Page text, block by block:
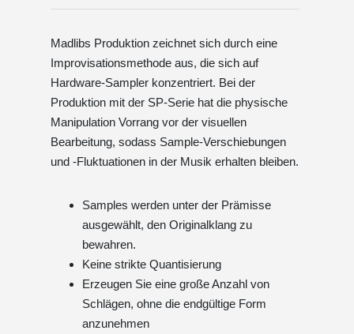
Madlibs Produktion zeichnet sich durch eine
Improvisationsmethode aus, die sich auf
Hardware-Sampler konzentriert. Bei der
Produktion mit der SP-Serie hat die physische
Manipulation Vorrang vor der visuellen
Bearbeitung, sodass Sample-Verschiebungen
und -Fluktuationen in der Musik erhalten bleiben.
Samples werden unter der Prämisse
ausgewählt, den Originalklang zu
bewahren.
Keine strikte Quantisierung
Erzeugen Sie eine große Anzahl von
Schlägen, ohne die endgültige Form
anzunehmen